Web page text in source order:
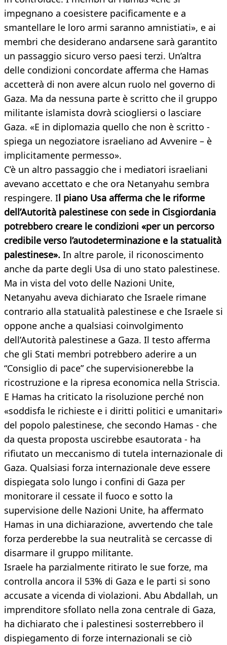
impegnano a coesistere pacificamente e a
smantellare le loro armi saranno amnistiati», e ai
membri che desiderano andarsene sarà garantito
un passaggio sicuro verso paesi terzi. Un’altra
delle condizioni concordate afferma che Hamas
accetterà di non avere alcun ruolo nel governo di
Gaza. Ma da nessuna parte è scritto che il gruppo
militante islamista dovrà sciogliersi o lasciare
Gaza. «E in diplomazia quello che non è scritto -
spiega un negoziatore israeliano ad Avvenire – è
implicitamente permesso».
C’è un altro passaggio che i mediatori israeliani
avevano accettato e che ora Netanyahu sembra
respingere. Il piano Usa afferma che le riforme
dell’Autorità palestinese con sede in Cisgiordania
potrebbero creare le condizioni «per un percorso
credibile verso l’autodeterminazione e la statualità
palestinese». In altre parole, il riconoscimento
anche da parte degli Usa di uno stato palestinese.
Ma in vista del voto delle Nazioni Unite,
Netanyahu aveva dichiarato che Israele rimane
contrario alla statualità palestinese e che Israele si
oppone anche a qualsiasi coinvolgimento
dell’Autorità palestinese a Gaza. Il testo afferma
che gli Stati membri potrebbero aderire a un
“Consiglio di pace” che supervisionerebbe la
ricostruzione e la ripresa economica nella Striscia.
E Hamas ha criticato la risoluzione perché non
«soddisfa le richieste e i diritti politici e umanitari»
del popolo palestinese, che secondo Hamas - che
da questa proposta uscirebbe esautorata - ha
rifiutato un meccanismo di tutela internazionale di
Gaza. Qualsiasi forza internazionale deve essere
dispiegata solo lungo i confini di Gaza per
monitorare il cessate il fuoco e sotto la
supervisione delle Nazioni Unite, ha affermato
Hamas in una dichiarazione, avvertendo che tale
forza perderebbe la sua neutralità se cercasse di
disarmare il gruppo militante.
Israele ha parzialmente ritirato le sue forze, ma
controlla ancora il 53% di Gaza e le parti si sono
accusate a vicenda di violazioni. Abu Abdallah, un
imprenditore sfollato nella zona centrale di Gaza,
ha dichiarato che i palestinesi sosterrebbero il
dispiegamento di forze internazionali se ciò